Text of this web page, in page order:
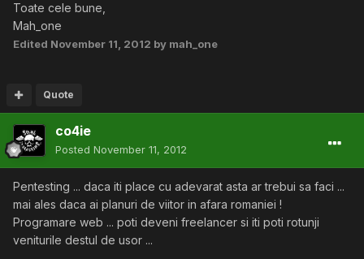
Toate cele bune,
Mah_one
Edited November 11, 2012 by mah_one
Quote
co4ie
Posted November 11, 2012
Pentesting ... daca iti place cu adevarat asta ar trebui sa faci ...
mai ales daca ai planuri de viitor in afara romaniei !
Programare web ... poti deveni freelancer si iti poti rotunji
veniturile destul de usor ...